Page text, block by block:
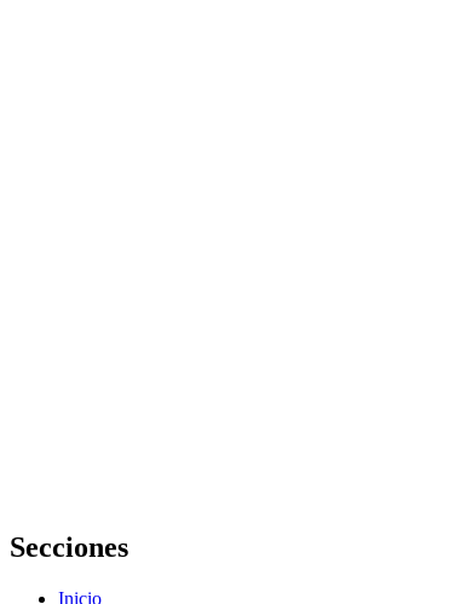
Secciones
Inicio